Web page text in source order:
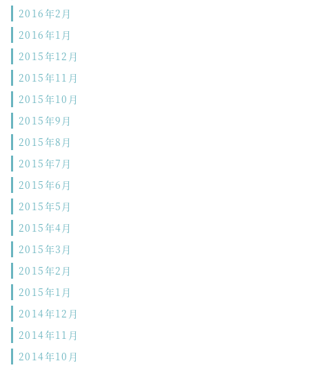
2016年2月
2016年1月
2015年12月
2015年11月
2015年10月
2015年9月
2015年8月
2015年7月
2015年6月
2015年5月
2015年4月
2015年3月
2015年2月
2015年1月
2014年12月
2014年11月
2014年10月